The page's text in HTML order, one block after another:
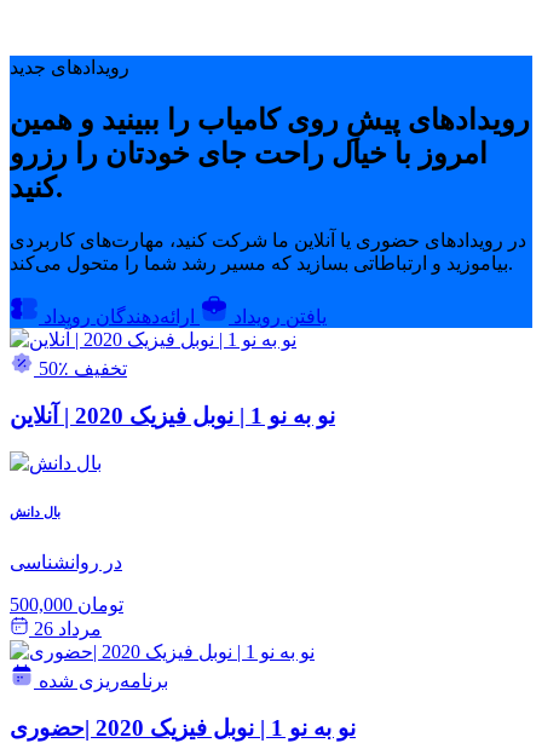
رویدادهای جدید
رویدادهای پیشِ روی کامیاب را ببینید و همین
امروز با خیال راحت جای خودتان را رزرو
کنید.
در رویدادهای حضوری یا آنلاین ما شرکت کنید، مهارت‌های کاربردی
بیاموزید و ارتباطاتی بسازید که مسیر رشد شما را متحول می‌کند.
یافتن رویداد ارائه‌دهندگان رویداد
50٪ تخفیف
نو به نو 1 | نوبل فیزیک 2020 | آنلاین
بال دانش
در روانشناسی
500,000 تومان
مرداد 26
برنامه‌ریزی شده
نو به نو 1 | نوبل فیزیک 2020 |حضوری